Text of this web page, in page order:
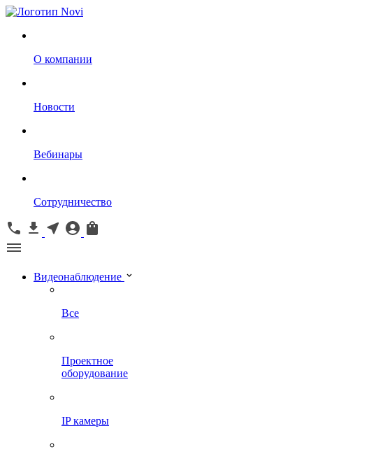
О компании
Новости
Вебинары
Сотрудничество
Видеонаблюдение
Все
Проектное
оборудование
IP камеры